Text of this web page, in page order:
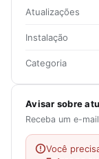
Atualizações
Instalação
Categoria
Avisar sobre
Receba um e-
Você